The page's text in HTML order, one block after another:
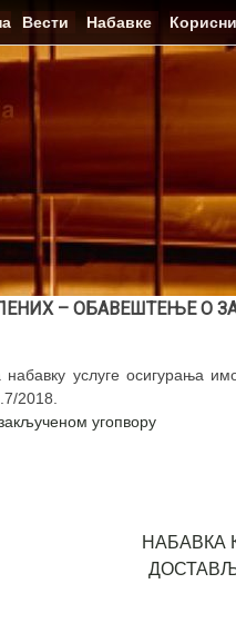
Вести Набавке
– ОБАВЕШТЕЊЕ О
услуге осигурања
2018.
угопвору
НАБАВКА